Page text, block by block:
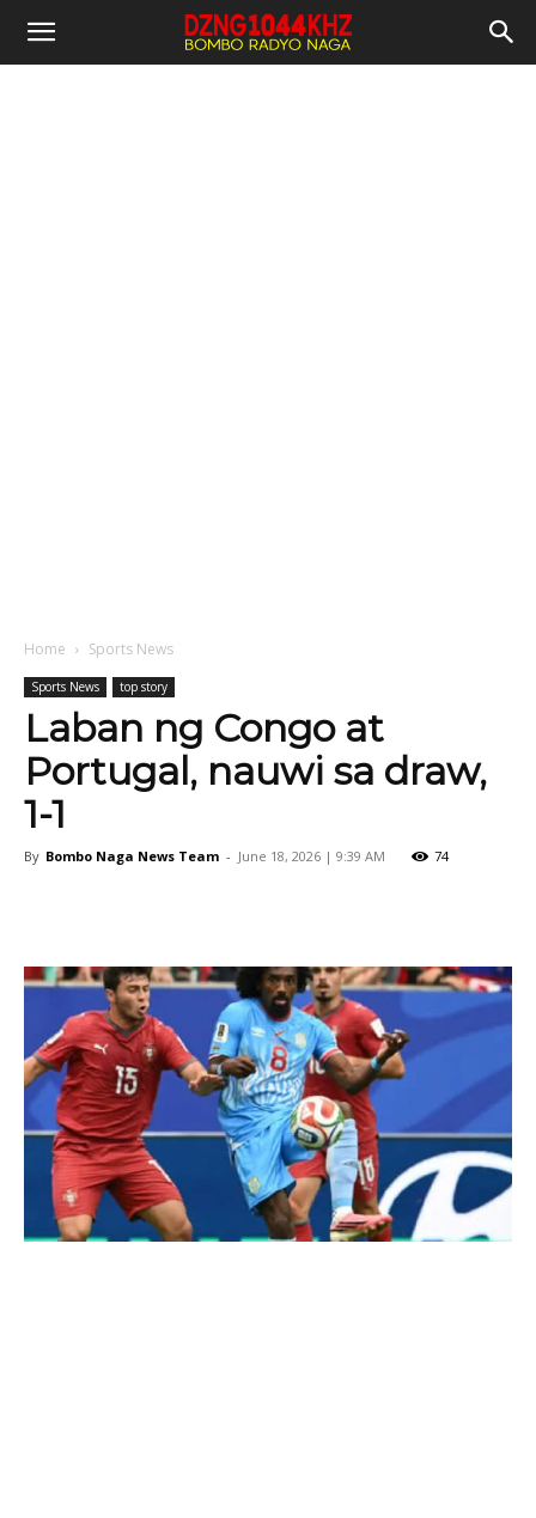
Home Sports News
Sports News top story
Laban ng Congo at
Portugal, nauwi sa draw,
1-1
By Bombo Naga News Team - June 18, 2026 | 9:39 AM 74